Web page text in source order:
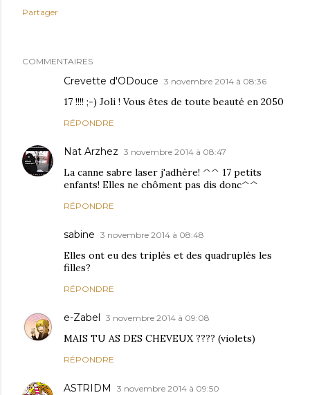
Partager
COMMENTAIRES
Crevette d'ODouce 3 novembre 2014 à 08:36
17 !!!! ;-) Joli ! Vous êtes de toute beauté en 2050
RÉPONDRE
Nat Arzhez 3 novembre 2014 à 08:47
La canne sabre laser j'adhère! ^^ 17 petits
enfants! Elles ne chôment pas dis donc^^
RÉPONDRE
sabine 3 novembre 2014 à 08:48
Elles ont eu des triplés et des quadruplés les
filles?
RÉPONDRE
e-Zabel 3 novembre 2014 à 09:08
MAIS TU AS DES CHEVEUX ???? (violets)
RÉPONDRE
ASTRIDM 3 novembre 2014 à 09:50